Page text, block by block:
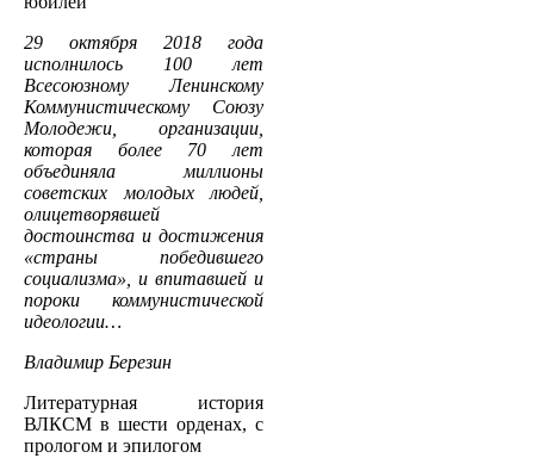
29 октября 2018 года
исполнилось 100 лет
Всесоюзному Ленинскому
Коммунистическому Союзу
Молодежи, организации,
которая более 70 лет
объединяла миллионы
советских молодых людей,
олицетворявшей
достоинства и достижения
«страны победившего
социализма», и впитавшей и
пороки коммунистической
идеологии…
Владимир Березин
Литературная история
ВЛКСМ в шести орденах, с
прологом и эпилогом